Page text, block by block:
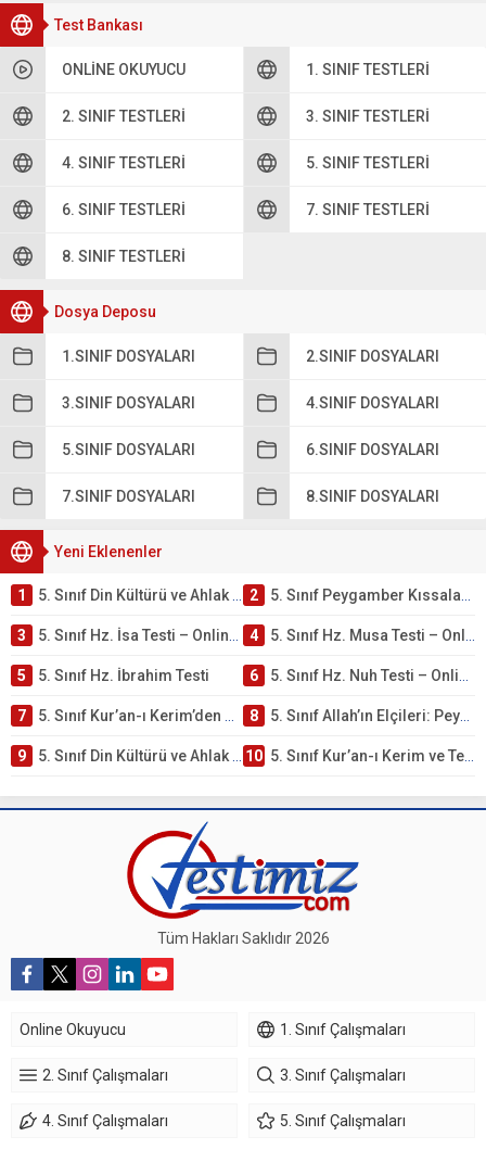
Test Bankası
ONLINE OKUYUCU 1. SINIF TESTLERI
2. SINIF TESTLERI 3. SINIF TESTLERI
4. SINIF TESTLERI 5. SINIF TESTLERI
6. SINIF TESTLERI 7. SINIF TESTLERI
8. SINIF TESTLERI
Dosya Deposu
1.SINIF DOSYALARI 2.SINIF DOSYALARI
3.SINIF DOSYALARI 4.SINIF DOSYALARI
5.SINIF DOSYALARI 6.SINIF DOSYALARI
7.SINIF DOSYALARI 8.SINIF DOSYALARI
Yeni Eklenenler
1 5. Sınıf Din Kültürü ve Ahlak Bilgisi 4. Ünite: Peygamber Kıssaları Çalışmaları 2 5. Sınıf Peygamber Kıssaları Ünite Testi – Online Çöz
3 5. Sınıf Hz. İsa Testi – Online Çöz 4 5. Sınıf Hz. Musa Testi – Online Çöz
5 5. Sınıf Hz. İbrahim Testi 6 5. Sınıf Hz. Nuh Testi – Online Çöz
7 5. Sınıf Kur’an-ı Kerim’den Öğütler – Peygamber Kıssaları Testi – Online Çöz 8 5. Sınıf Allah’ın Elçileri: Peygamberler Testi – Online Çöz
9 5. Sınıf Din Kültürü ve Ahlak Bilgisi 3. Ünite: Kur’an-ı Kerim Çalışmaları 10 5. Sınıf Kur’an-ı Kerim ve Temel Özellikleri Testi – Online Çöz
Tüm Hakları Saklıdır 2026
Online Okuyucu 1. Sınıf Çalışmaları
2. Sınıf Çalışmaları 3. Sınıf Çalışmaları
4. Sınıf Çalışmaları 5. Sınıf Çalışmaları